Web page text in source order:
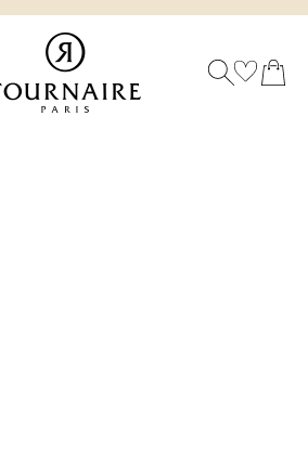
Philippe Tournaire
RECHERCHEPANIER